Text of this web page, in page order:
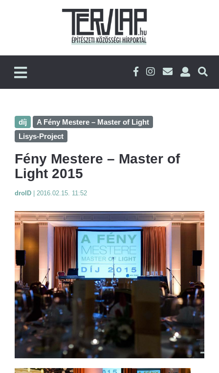
díj
A Fény Mestere – Master of Light
Lisys-Project
Fény Mestere – Master of
Light 2015
droID 2016.02.15. 11:52